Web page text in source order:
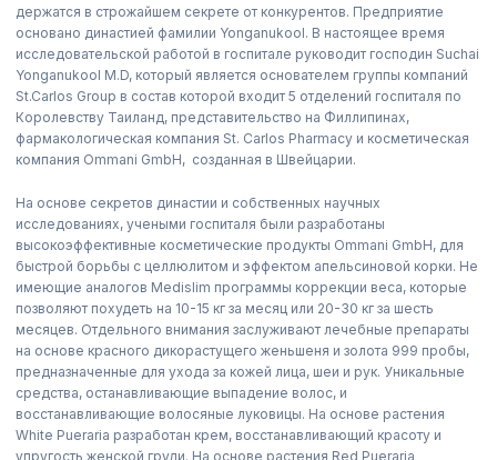
держатся в строжайшем секрете от конкурентов. Предприятие
основано династией фамилии Yonganukool. В настоящее время
исследовательской работой в госпитале руководит господин Suchai
Yonganukool M.D, который является основателем группы компаний
St.Carlos Group в состав которой входит 5 отделений госпиталя по
Королевству Таиланд, представительство на Филлипинах,
фармакологическая компания St. Carlos Pharmacy и косметическая
компания Ommani GmbH, созданная в Швейцарии.
На основе секретов династии и собственных научных
исследованиях, учеными госпиталя были разработаны
высокоэффективные косметические продукты Ommani GmbH, для
быстрой борьбы с целлюлитом и эффектом апельсиновой корки. Не
имеющие аналогов Medislim программы коррекции веса, которые
позволяют похудеть на 10-15 кг за месяц или 20-30 кг за шесть
месяцев. Отдельного внимания заслуживают лечебные препараты
на основе красного дикорастущего женьшеня и золота 999 пробы,
предназначенные для ухода за кожей лица, шеи и рук. Уникальные
средства, останавливающие выпадение волос, и
восстанавливающие волосяные луковицы. На основе растения
White Pueraria разработан крем, восстанавливающий красоту и
упругость женской груди. На основе растения Red Pueraria